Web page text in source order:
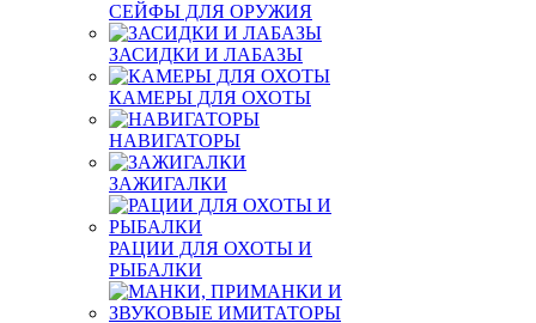
СЕЙФЫ ДЛЯ ОРУЖИЯ
ЗАСИДКИ И ЛАБАЗЫ
КАМЕРЫ ДЛЯ ОХОТЫ
НАВИГАТОРЫ
ЗАЖИГАЛКИ
РАЦИИ ДЛЯ ОХОТЫ И
РЫБАЛКИ